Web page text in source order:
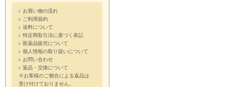
お買い物の流れ
ご利用規約
送料について
特定商取引法に基づく表記
医薬品販売について
個人情報の取り扱いについて
お問い合わせ
返品・交換について
※お客様のご都合による返品は
受け付けておりません。